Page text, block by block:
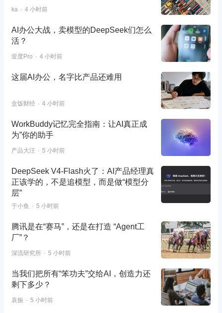
ka 4 小时前
AI办公大战，卖模型的DeepSeek们怎么
活？
壹度Pro 4 小时前
这届AI办公，名字比产品还难用
盒饭财经 4 小时前
WorkBuddy记忆完全指南：让AI真正成
为”你的助手
产品大汪 5 小时前
DeepSeek V4-Flash火了：AI产品经理真
正该学的，不是追模型，而是做“模型分
层”
于小鱼 5 小时前
腾讯是在“赛马”，还是在打造 “Agent工
厂”？
深流研究所 5 小时前
当我们把所有“笨功夫”交给AI，创造力还
剩下多少？
袁振 5 小时前